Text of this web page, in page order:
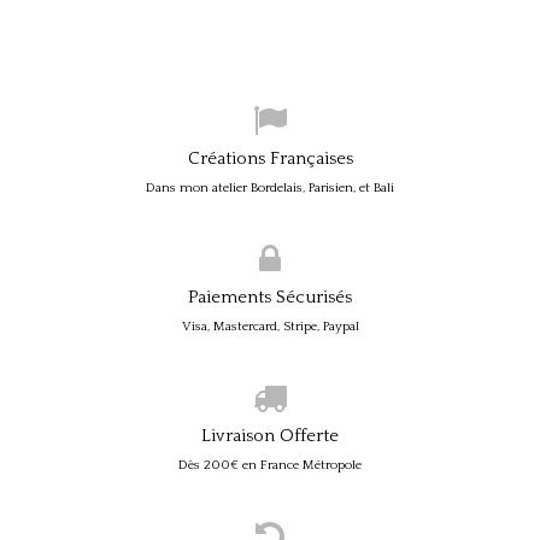
Créations Françaises
Dans mon atelier Bordelais, Parisien, et Bali
Paiements Sécurisés
Visa, Mastercard, Stripe, Paypal
Livraison Offerte
Dès 200€ en France Métropole